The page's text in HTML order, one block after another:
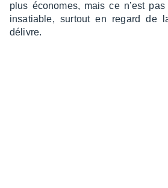
plus économes, mais ce n’est
insa­tiable, surtout en regard de
délivre.